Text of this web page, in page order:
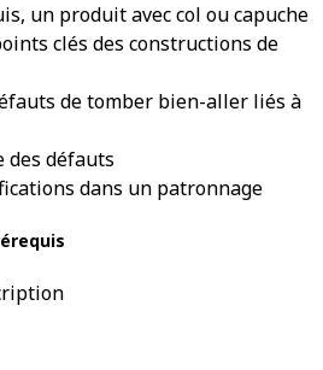
un produit avec col ou capuche
clés des constructions de
de tomber bien-aller liés à
des défauts
dans un patronnage